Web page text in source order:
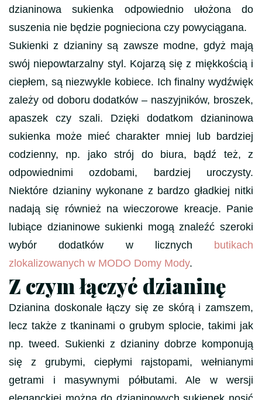
dzianinowa sukienka odpowiednio ułożona do
suszenia nie będzie pognieciona czy powyciągana.
Sukienki z dzianiny są zawsze modne, gdyż mają
swój niepowtarzalny styl. Kojarzą się z miękkością i
ciepłem, są niezwykle kobiece. Ich finalny wydźwięk
zależy od doboru dodatków – naszyjników, broszek,
apaszek czy szali. Dzięki dodatkom dzianinowa
sukienka może mieć charakter mniej lub bardziej
codzienny, np. jako strój do biura, bądź też, z
odpowiednimi ozdobami, bardziej uroczysty.
Niektóre dzianiny wykonane z bardzo gładkiej nitki
nadają się również na wieczorowe kreacje. Panie
lubiące dzianinowe sukienki mogą znaleźć szeroki
wybór dodatków w licznych butikach
zlokalizowanych w MODO Domy Mody.
Z czym łączyć dzianinę
Dzianina doskonale łączy się ze skórą i zamszem,
lecz także z tkaninami o grubym splocie, takimi jak
np. tweed. Sukienki z dzianiny dobrze komponują
się z grubymi, ciepłymi rajstopami, wełnianymi
getrami i masywnymi półbutami. Ale w wersji